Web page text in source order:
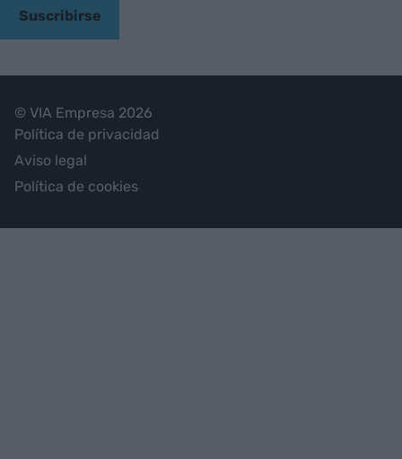
Suscribirse
© VIA Empresa 2026
Política de privacidad
Aviso legal
Política de cookies